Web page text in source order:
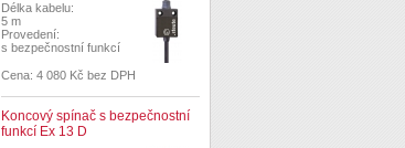
Délka kabelu:
5 m
Provedení:
s bezpečnostní funkcí
Cena: 4 080 Kč bez DPH
Koncový spínač s bezpečnostní
funkcí Ex 13 D